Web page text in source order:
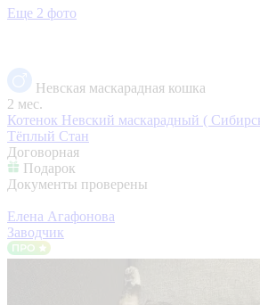
Еще 2 фото
Невская маскарадная кошка
2 мес.
Котенок Невский маскарадный (
Тёплый Стан
Договорная
Подарок
Документы проверены
Елена Агафонова
Заводчик